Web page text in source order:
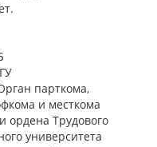
парткома,
и месткома
ордена Трудового
университета